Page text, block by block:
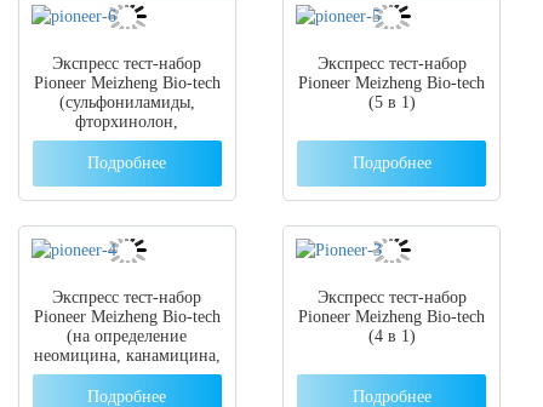
Экспресс тест-набор
Pioneer Meizheng Bio-tech
(сульфониламиды,
фторхинолон,
эритромицин,
линкомицин, тилозин и
Подробнее
Экспресс тест-набор
Pioneer Meizheng Bio-tech
(5 в 1)
Подробнее
Экспресс тест-набор
Pioneer Meizheng Bio-tech
(на определение
неомицина, канамицина,
гентамицина и
спектиномицина)
Подробнее
Экспресс тест-набор
Pioneer Meizheng Bio-tech
(4 в 1)
Подробнее